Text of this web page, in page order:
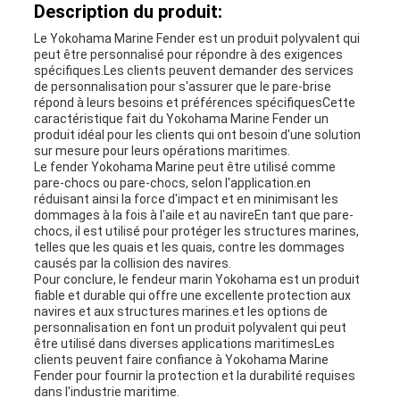
PLAN
SITE
PRIVACY
POLICY
Description du produit:
Le Yokohama Marine Fender est un produit polyvalent qui
peut être personnalisé pour répondre à des exigences
spécifiques.Les clients peuvent demander des services
de personnalisation pour s'assurer que le pare-brise
répond à leurs besoins et préférences spécifiquesCette
caractéristique fait du Yokohama Marine Fender un
produit idéal pour les clients qui ont besoin d'une solution
sur mesure pour leurs opérations maritimes.
Le fender Yokohama Marine peut être utilisé comme
pare-chocs ou pare-chocs, selon l'application.en
réduisant ainsi la force d'impact et en minimisant les
dommages à la fois à l'aile et au navireEn tant que pare-
chocs, il est utilisé pour protéger les structures marines,
telles que les quais et les quais, contre les dommages
causés par la collision des navires.
Pour conclure, le fendeur marin Yokohama est un produit
fiable et durable qui offre une excellente protection aux
navires et aux structures marines.et les options de
personnalisation en font un produit polyvalent qui peut
être utilisé dans diverses applications maritimesLes
clients peuvent faire confiance à Yokohama Marine
Fender pour fournir la protection et la durabilité requises
dans l'industrie maritime.